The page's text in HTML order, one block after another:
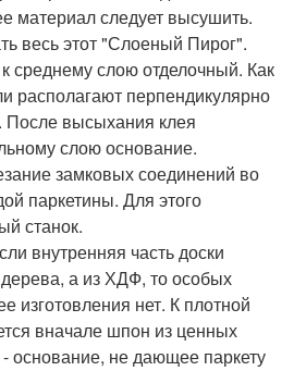
материал следует высушить.
весь этот "Слоеный Пирог".
среднему слою отделочный. Как
располагают перпендикулярно
высыхания клея
слою основание.
замковых соединений во
паркетины. Для этого
станок.
внутренняя часть доски
а из ХДФ, то особых
изготовления нет. К плотной
вначале шпон из ценных
основание, не дающее паркету